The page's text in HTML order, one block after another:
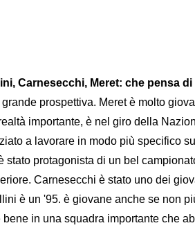
Carnesecchi, Meret: che pensa
prospettiva. Meret è molto
importante, è nel giro della
a lavorare in modo più specifico
stato protagonista di un bel
Carnesecchi è stato uno dei
è un '95. è giovane anche se non
bene in una squadra importante che